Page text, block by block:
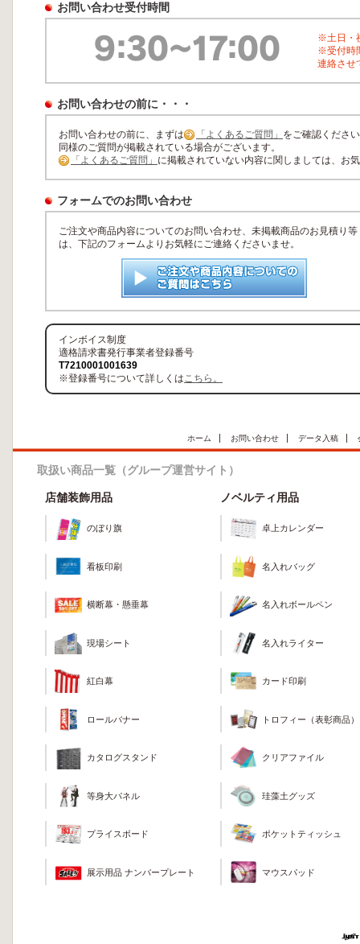
お問い合わせ受付時間
※土日・
※受付時
連絡させ
お問い合わせの前に・・・
お問い合わせの前に、まずは 「よくあるご質問」 をご確認くださ
同様のご質問が掲載されている場合がございます。
「よくあるご質問」 に掲載されていない内容に関しましては、お
フォームでのお問い合わせ
ご注文や商品内容についてのお問い合わせ、未掲載商品のお見積り等
は、下記のフォームよりお気軽にご連絡くださいませ。
インボイス制度
適格請求書発行事業者登録番号
T7210001001639
※登録番号について詳しくはこちら。
ホーム お問い合わせ データ入稿
取扱い商品一覧（グループ運営サイト）
店舗装飾用品
のぼり旗
看板印刷
横断幕・懸垂幕
現場シート
紅白幕
ロールバナー
カタログスタンド
等身大パネル
プライスボード
展示用品 ナンバープレート
ノベルティ用品
卓上カレンダー
名入れバッグ
名入れボールペン
名入れライター
カード印刷
トロフィー（表彰商品）
クリアファイル
珪藻土グッズ
ポケットティッシュ
マウスパッド